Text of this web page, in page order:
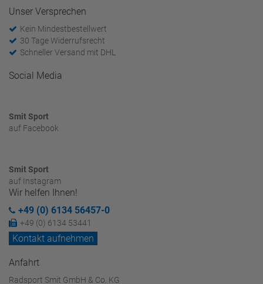
Unser Versprechen
Kein Mindestbestellwert
30 Tage Widerrufsrecht
Schneller Versand mit DHL
Social Media
Smit Sport
auf Facebook
Smit Sport
auf Instagram
Wir helfen Ihnen!
+49 (0) 6134 56457-0
+49 (0) 6134 53441
Kontakt aufnehmen
Anfahrt
Radsport Smit GmbH & Co. KG